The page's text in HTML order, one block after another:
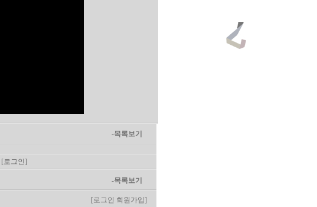
-목록보기
[로그인]
-목록보기
[로그인 회원가입]